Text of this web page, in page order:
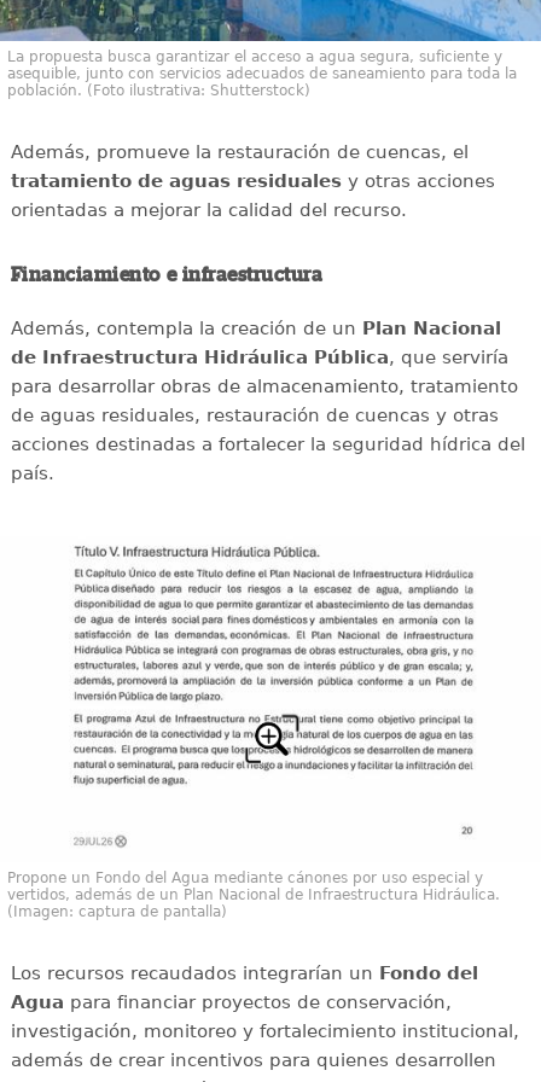
La propuesta busca garantizar el acceso a agua segura, suficiente y
asequible, junto con servicios adecuados de saneamiento para toda la
población. (Foto ilustrativa: Shutterstock)
Además, promueve la restauración de cuencas, el
tratamiento de aguas residualesy otras acciones
orientadas a mejorar la calidad del recurso.
Financiamiento e infraestructura
Además, contempla la creación de un Plan Nacional
de Infraestructura Hidráulica Pública, que serviría
para desarrollar obras de almacenamiento, tratamiento
de aguas residuales, restauración de cuencas y otras
acciones destinadas a fortalecer la seguridad hídrica del
país.
Propone un Fondo del Agua mediante cánones por uso especial y
vertidos, además de un Plan Nacional de Infraestructura Hidráulica.
(Imagen: captura de pantalla)
Los recursos recaudados integrarían un Fondo del
Agua para financiar proyectos de conservación,
investigación, monitoreo y fortalecimiento institucional,
además de crear incentivos para quienes desarrollen